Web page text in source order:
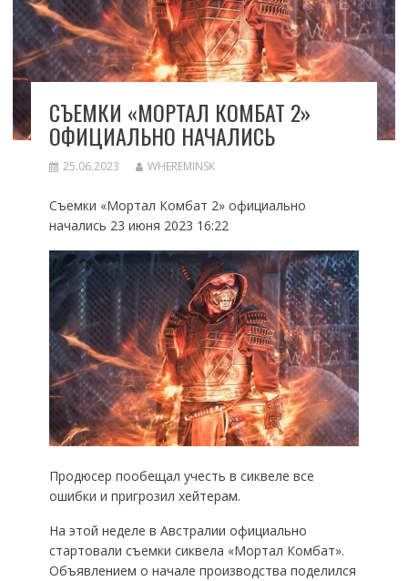
СЪЕМКИ «МОРТАЛ КОМБАТ 2»
ОФИЦИАЛЬНО НАЧАЛИСЬ
25.06.2023 WHEREMINSK
Съемки «Мортал Комбат 2» официально
начались 23 июня 2023 16:22
Продюсер пообещал учесть в сиквеле все
ошибки и пригрозил хейтерам.
На этой неделе в Австралии официально
стартовали съемки сиквела «Мортал Комбат».
Объявлением о начале производства поделился